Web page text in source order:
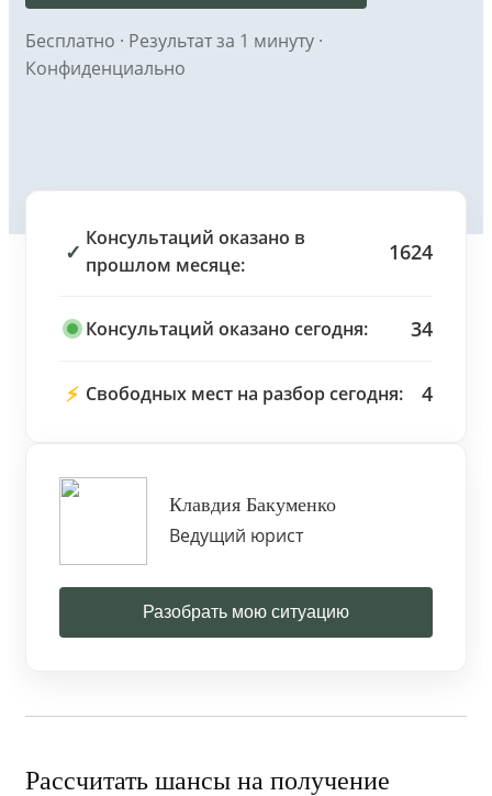
Бесплатно · Результат за 1 минуту ·
Конфиденциально
✓
Консультаций оказано в
прошлом месяце:
1624
Консультаций оказано сегодня: 34
⚡ Свободных мест на разбор сегодня: 4
Клавдия Бакуменко
Ведущий юрист
Разобрать мою ситуацию
Рассчитать шансы на получение